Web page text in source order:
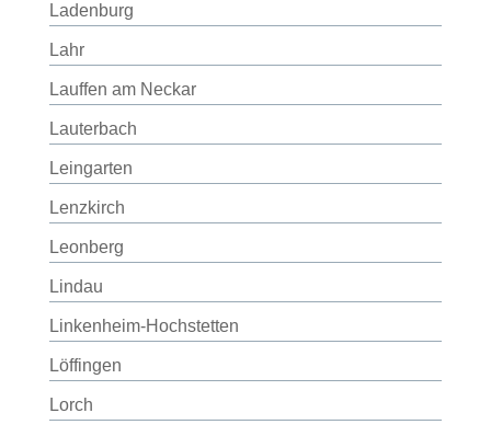
Ladenburg
Lahr
Lauffen am Neckar
Lauterbach
Leingarten
Lenzkirch
Leonberg
Lindau
Linkenheim-Hochstetten
Löffingen
Lorch